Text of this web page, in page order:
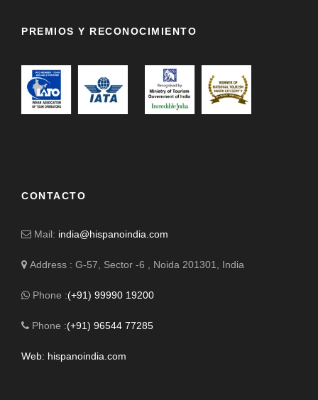
PREMIOS Y RECONOCIMIENTO
CONTACTO
Mail: india@hispanoindia.com
Address : G-57, Sector -6 , Noida 201301, India
Phone :(+91) 99990 19200
Phone :(+91) 96544 77285
Web: hispanoindia.com